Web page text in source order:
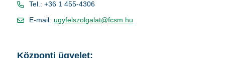
Tel.: +36 1 455-4306
E-mail: ugyfelszolgalat@fcsm.hu
Központi ügyelet: